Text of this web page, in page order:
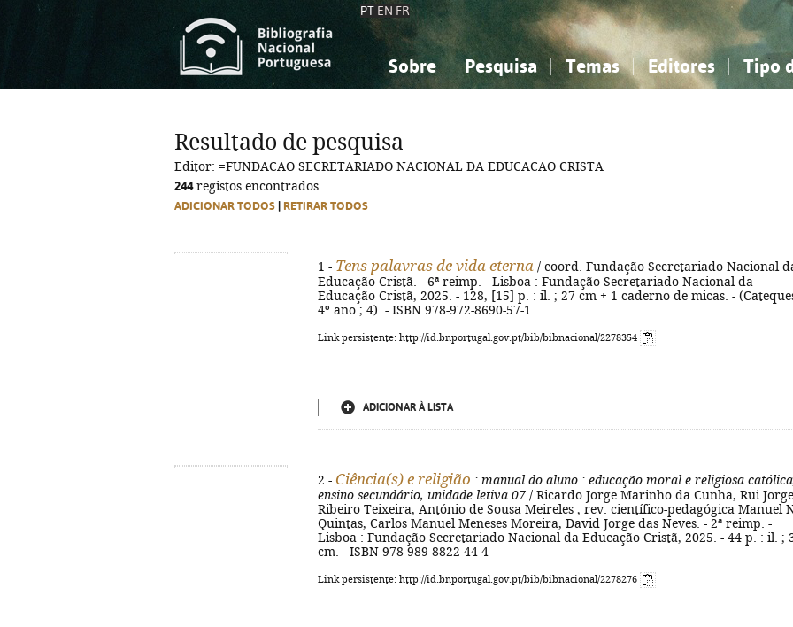
PT EN FR
Sobre Pesquisa Temas
Ciências sociais...
Editores Tipo
Ciências sociais...
Resultado de pesquisa
Editor: =FUNDACAO SECRETARIADO NACIONAL DA EDUCACAO CRISTA
244registos encontrados
ADICIONAR TODOS RETIRAR TODOS
1 - Tens palavras de vida eterna / coord. Fundação Secretariado Nacional
Educação Cristã. - 6ª reimp. - Lisboa : Fundação Secretariado Nacional da
Educação Cristã, 2025. - 128, [15] p. : il. ; 27 cm + 1 caderno de micas. -
4º ano ; 4). - ISBN 978-972-8690-57-1
Link persistente: http://id.bnportugal.gov.pt/bib/bibnacional/2278354
ADICIONAR À LISTA
2 - Ciência(s) e religião : manual do aluno : educação moral e religiosa
ensino secundário, unidade letiva 07 / Ricardo Jorge Marinho da Cunha, Rui Jorge
Ribeiro Teixeira, António de Sousa Meireles ; rev. científico-pedagógica Manuel
Quintas, Carlos Manuel Meneses Moreira, David Jorge das Neves. - 2ª reimp. -
Lisboa : Fundação Secretariado Nacional da Educação Cristã, 2025. - 44 p. : il. ;
cm. - ISBN 978-989-8822-44-4
Link persistente: http://id.bnportugal.gov.pt/bib/bibnacional/2278276